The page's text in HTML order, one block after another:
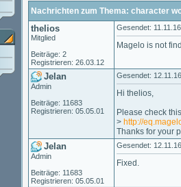
Nachrichten zum Thema: character
thelios
Mitglied
Beiträge: 2
Registrieren: 26.03.12
Gesendet:
Magelo is not
Jelan
Admin
Beiträge: 11683
Registrieren: 05.05.01
Gesendet:
Hi thelios,
Please check
> http://
Thanks for your
Jelan
Admin
Beiträge: 11683
Registrieren: 05.05.01
Gesendet:
Fixed.